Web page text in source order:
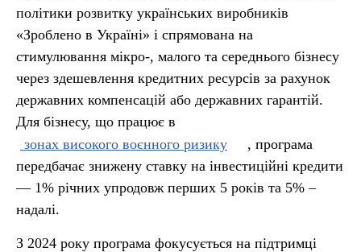
політики розвитку українських виробників
«Зроблено в Україні» і спрямована на
стимулювання мікро-, малого та середнього бізнесу
через здешевлення кредитних ресурсів за рахунок
державних компенсацій або державних гарантій.
Для бізнесу, що працює в
зонах високого воєнного ризику
, програма
передбачає знижену ставку на інвестиційні кредити
— 1% річних упродовж перших 5 років та 5% –
надалі.
З 2024 року програма фокусується на підтримці